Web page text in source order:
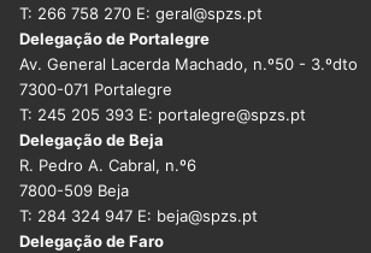
T: 266 758 270 E: geral@spzs.pt
Delegação de Portalegre
Av. General Lacerda Machado, n.º50 - 3.ºdto
7300-071 Portalegre
T: 245 205 393 E: portalegre@spzs.pt
Delegação de Beja
R. Pedro A. Cabral, n.º6
7800-509 Beja
T: 284 324 947 E: beja@spzs.pt
Delegação de Faro